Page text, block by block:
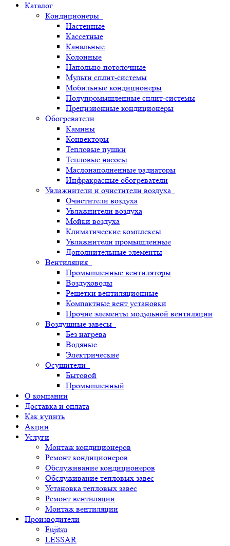
Каталог
Кондиционеры
Настенные
Кассетные
Канальные
Колонные
Напольно-потолочные
Мульти сплит-системы
Мобильные кондиционеры
Полупромышленные сплит-системы
Прецизионные кондиционеры
Обогреватели
Камины
Конвекторы
Тепловые пушки
Тепловые насосы
Маслонаполненные радиаторы
Инфракрасные обогреватели
Увлажнители и очистители воздуха
Очистители воздуха
Увлажнители воздуха
Мойки воздуха
Климатические комплексы
Увлажнители промышленные
Дополнительные элементы
Вентиляция
Промышленные вентиляторы
Воздуховоды
Решетки вентиляционные
Компактные вент установки
Прочие элементы модульной вентиляции
Воздушные завесы
Без нагрева
Водяные
Электрические
Осушители
Бытовой
Промышленный
О компании
Доставка и оплата
Как купить
Акции
Услуги
Монтаж кондиционеров
Ремонт кондиционеров
Обслуживание кондиционеров
Обслуживание тепловых завес
Установка тепловых завес
Ремонт вентиляции
Монтаж вентиляции
Производители
Fujitsu
LESSAR